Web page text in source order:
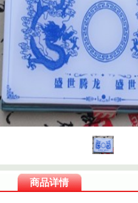
商品详情